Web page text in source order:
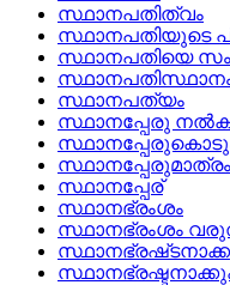
സ്ഥാനപതിത്വം
സ്ഥാനപതിയുടെ
സ്ഥാനപതിയെ
സ്ഥാനപത്യം
സ്ഥാനപ്പേരു
സ്ഥാനപ്പേരുമാത്രം
സ്ഥാനപ്പേര്
സ്ഥാനഭ്രംശം
സ്ഥാനഭ്രംശം